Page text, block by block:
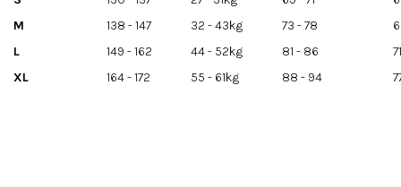
M
138 - 147 32 - 43kg 73 - 78
L
149 - 162 44 - 52kg 81 - 86
XL
164 - 172 55 - 61kg 88 - 94